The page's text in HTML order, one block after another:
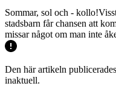
Sommar, sol och -
stadsbarn får chansen att
missar något om man inte
Den här artikeln publicerades
inaktuell.